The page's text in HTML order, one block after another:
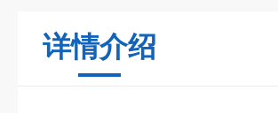
详情介绍